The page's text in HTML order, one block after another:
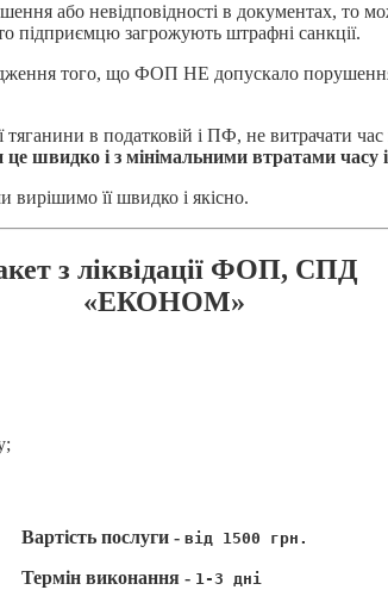
або невідповідності в документах, то
підприємцю загрожують штрафні санкції.
того, що ФОП НЕ допускало
в податковій і ПФ, не витрачати час
швидко і з мінімальними втратами
вирішимо її швидко і якісно.
з ліквідації ФОП, СПД
«ЕКОНОМ»
Вартість послуги - від 1500 грн.
Термін виконання - 1-3 дні